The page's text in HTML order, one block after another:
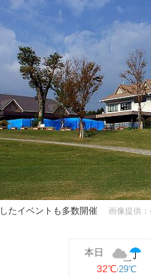
たイベントも多数開催 画像提供
本日
32℃ 29℃